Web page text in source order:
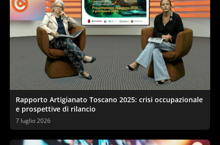
Rapporto Artigianato Toscano 2025: crisi occupazionale
e prospettive di rilancio
7 luglio 2026